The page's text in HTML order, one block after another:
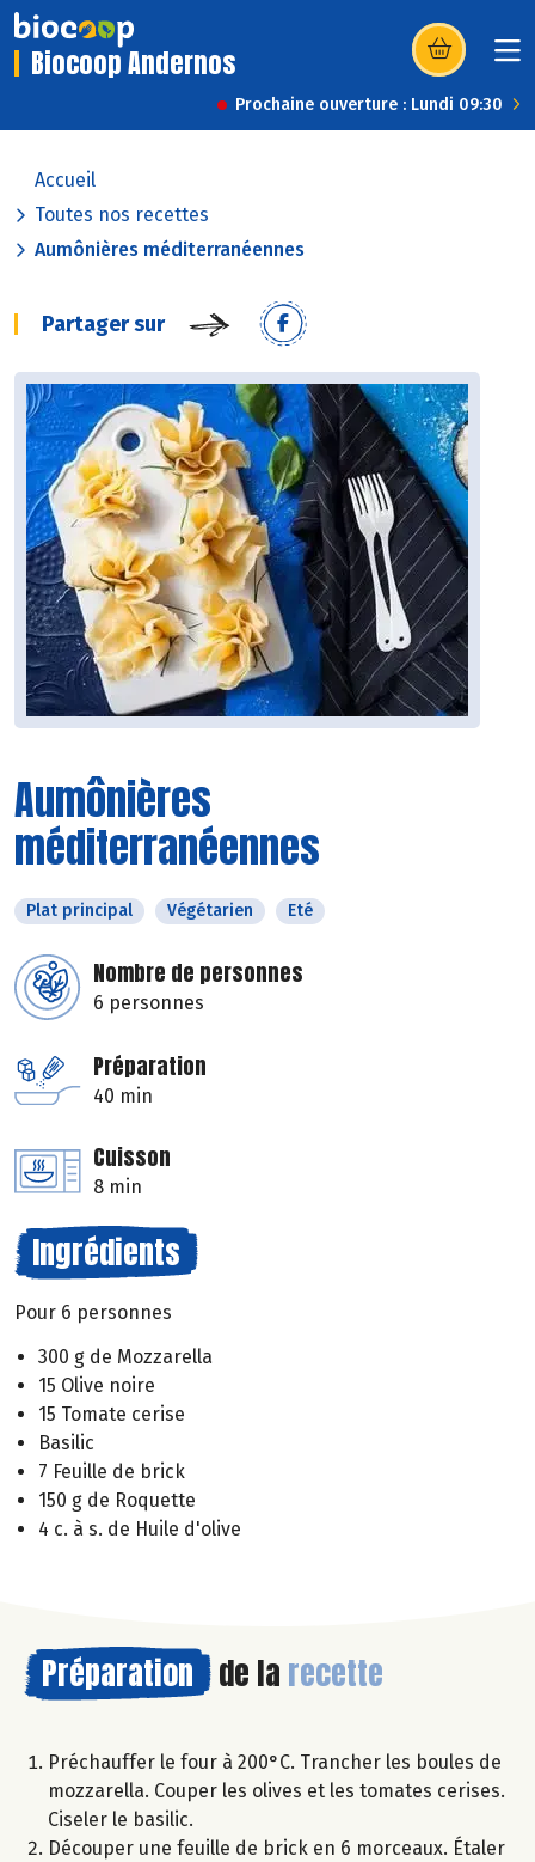
Biocoop Andernos (s’ouvre dans
Prochaine ouverture : Lundi 09:30
Accueil
Toutes nos recettes
Aumônières méditerranéennes
Partager sur
Aumônières
méditerranéennes
Plat principal Végétarien Eté
Nombre de personnes
6 personnes
Préparation
40 min
Cuisson
8 min
Ingrédients
Pour 6 personnes
300 g de Mozzarella
15 Olive noire
15 Tomate cerise
Basilic
7 Feuille de brick
150 g de Roquette
4 c. à s. de Huile d'olive
Préparation de la recette
Préchauffer le four à 200°C. Trancher les boules de
mozzarella. Couper les olives et les tomates cerises.
Ciseler le basilic.
Découper une feuille de brick en 6 morceaux. Étaler